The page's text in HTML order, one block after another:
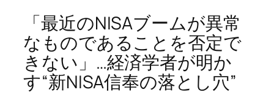
「最近のNISAブームが異常
なものであることを否定で
きない」…経済学者が明か
す“新NISA信奉の落とし穴”